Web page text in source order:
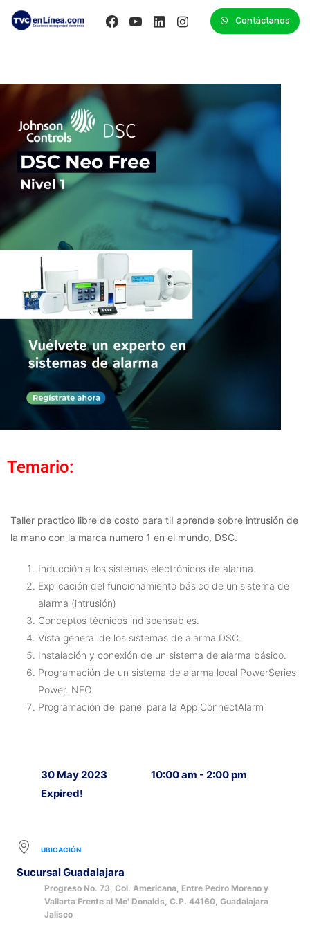
Contáctanos
Temario:
Taller practico libre de costo para ti! aprende sobre intrusión de
la mano con la marca numero 1 en el mundo, DSC.
Inducción a los sistemas electrónicos de alarma.
Explicación del funcionamiento básico de un sistema de
alarma (intrusión)
Conceptos técnicos indispensables.
Vista general de los sistemas de alarma DSC.
Instalación y conexión de un sistema de alarma básico.
Programación de un sistema de alarma local PowerSeries
Power. NEO
Programación del panel para la App ConnectAlarm
30 May 2023
Expired!
10:00 am - 2:00 pm
UBICACIÓN
Sucursal Guadalajara
Progreso No. 73, Col. Americana, Entre Pedro Moreno y
Vallarta Frente al Mc' Donalds, C.P. 44160, Guadalajara
Jalisco